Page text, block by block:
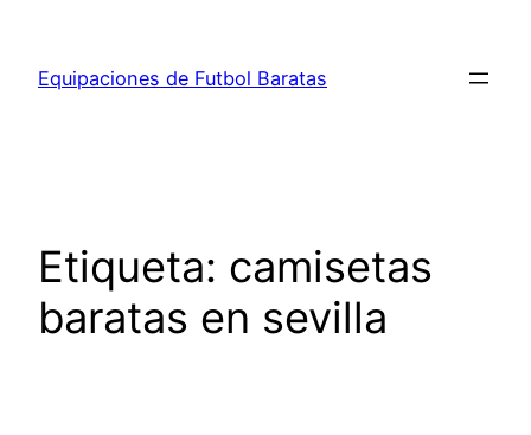
contenido
Equipaciones de Futbol Baratas
Etiqueta: camisetas
baratas en sevilla